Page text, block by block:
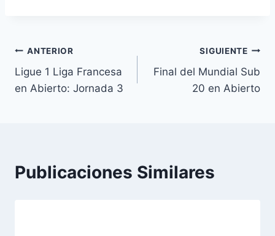
Navegación
de
ANTERIOR
Ligue 1 Liga Francesa
en Abierto: Jornada 3
SIGUIENTE
Final del Mundial Sub
20 en Abierto
Publicaciones Similares